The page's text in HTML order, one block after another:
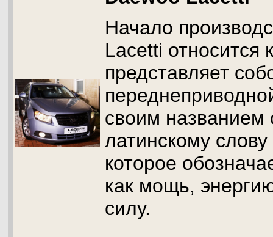
Начало
Lacetti относится
представляет
своим названием
латинскому
которое
как мощь,
силу.